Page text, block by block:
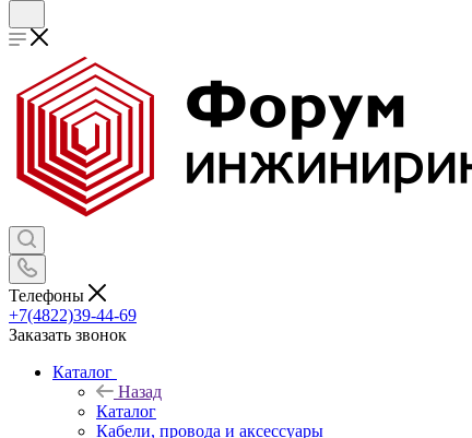
Телефоны
+7(4822)39-44-69
Заказать звонок
Каталог
Назад
Каталог
Кабели, провода и аксессуары